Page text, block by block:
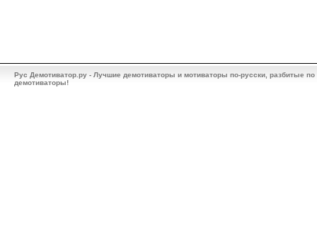
Рус Демотиватор.ру - Лучшие демотиваторы и мотиваторы по-русски, разбитые
демотиваторы!